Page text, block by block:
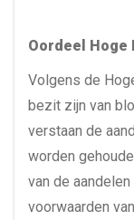
Oordeel Hoge
Volgens de
bezit zijn van
verstaan de
worden
van de
voorwaarden